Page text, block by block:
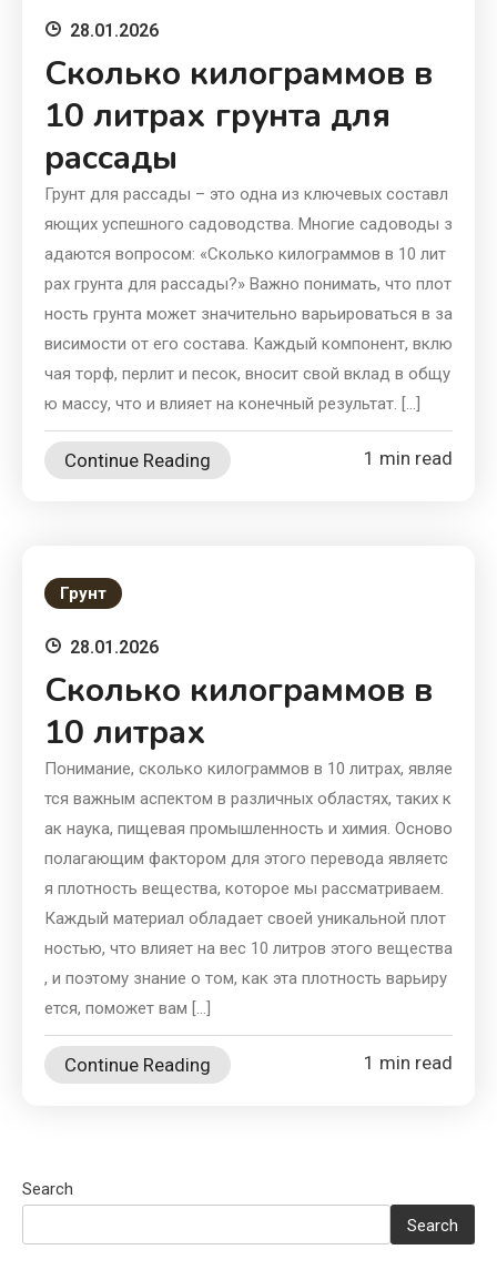
28.01.2026
Сколько килограммов в
10 литрах грунта для
рассады
Грунт для рассады – это одна из ключевых составл
яющих успешного садоводства. Многие садоводы з
адаются вопросом: «Сколько килограммов в 10 лит
рах грунта для рассады?» Важно понимать, что плот
ность грунта может значительно варьироваться в за
висимости от его состава. Каждый компонент, вклю
чая торф, перлит и песок, вносит свой вклад в общу
ю массу, что и влияет на конечный результат. […]
Continue Reading 1 min read
Грунт
28.01.2026
Сколько килограммов в
10 литрах
Понимание, сколько килограммов в 10 литрах, являе
тся важным аспектом в различных областях, таких к
ак наука, пищевая промышленность и химия. Осново
полагающим фактором для этого перевода являетс
я плотность вещества, которое мы рассматриваем.
Каждый материал обладает своей уникальной плот
ностью, что влияет на вес 10 литров этого вещества
, и поэтому знание о том, как эта плотность варьиру
ется, поможет вам […]
Continue Reading 1 min read
Search
Search